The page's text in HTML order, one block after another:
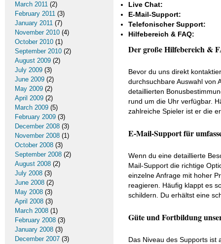
Live Chat:
E-Mail-Support:
Telefonischer Support:
Hilfebereich & FAQ:
Der große Hilfebereich &
Bevor du uns direkt
durchsuchbare Auswahl von
detaillierten
rund um die Uhr verfügbar.
zahlreiche Spieler ist er die
E-Mail-Support für
Wenn du eine detaillierte
Mail-Support die richtige
einzelne Anfrage mit hoher
reagieren. Häufig klappt es
schildern. Du erhältst eine
Güte und Fortbildung
Das Niveau des Supports ist
March 2011 (2)
February 2011 (3)
January 2011 (7)
November 2010 (4)
October 2010 (1)
September 2010 (2)
August 2009 (2)
July 2009 (3)
June 2009 (2)
May 2009 (2)
April 2009 (2)
March 2009 (5)
February 2009 (3)
December 2008 (3)
November 2008 (1)
October 2008 (3)
September 2008 (2)
August 2008 (2)
July 2008 (3)
June 2008 (2)
May 2008 (3)
April 2008 (3)
March 2008 (1)
February 2008 (3)
January 2008 (3)
December 2007 (3)